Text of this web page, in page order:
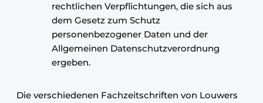
rechtlichen Verpflichtungen, die sich aus
dem Gesetz zum Schutz
personenbezogener Daten und der
Allgemeinen Datenschutzverordnung
ergeben.
Die verschiedenen Fachzeitschriften von Louwers